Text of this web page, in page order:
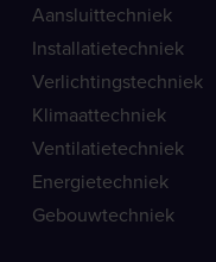
Aansluittechniek
Installatietechniek
Verlichtingstechniek
Klimaattechniek
Ventilatietechniek
Energietechniek
Gebouwtechniek